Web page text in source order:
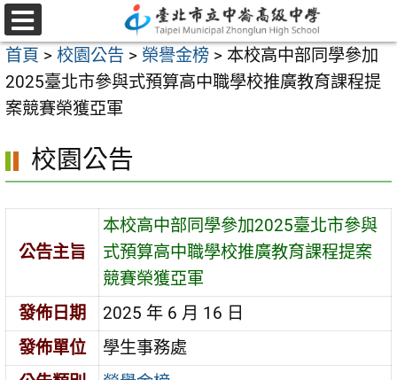
跳
至
主
要
內
區
選
單
首頁 > 校園公告 > 榮譽金榜 > 本校高中部同學參加
2025臺北市參與式預算高中職學校推廣教育課程提
案競賽榮獲亞軍
校園公告
公告主旨
本校高中部同學參加2025臺北市參與
式預算高中職學校推廣教育課程提案
競賽榮獲亞軍
發佈日期
2025 年 6 月 16 日
發佈單位
學生事務處